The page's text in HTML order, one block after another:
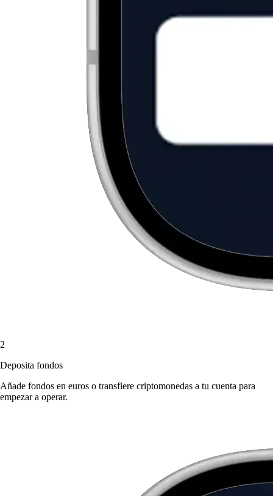
2
Deposita fondos
Añade fondos en euros o transfiere criptomonedas a tu cuenta para
empezar a operar.